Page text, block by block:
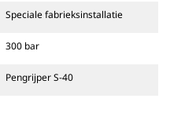
Speciale fabrieksinstallatie
300 bar
Pengrijper S-40